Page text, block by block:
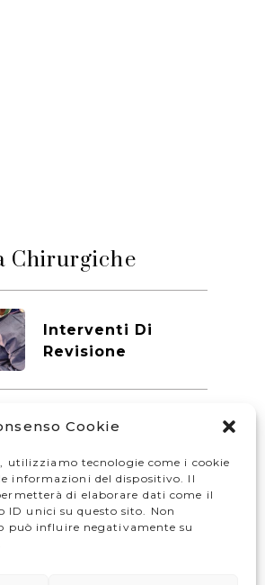
Cookie
utilizziamo tecnologie come i cookie
informazioni del dispositivo. Il
di elaborare dati come il
unici su questo sito. Non
può influire negativamente su
Chirurgiche
Interventi Di
Revisione
Chirurgia Del
Chirurgia Del